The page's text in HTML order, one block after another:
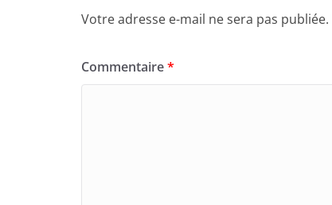
Votre adresse e-mail ne sera pas publiée.
Commentaire*